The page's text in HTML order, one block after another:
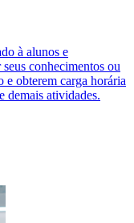
à alunos e
conhecimentos ou
e obterem carga horária
demais atividades.